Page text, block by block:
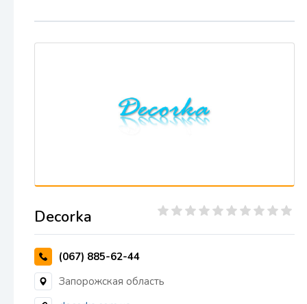
Decorka
(067) 885-62-44
Запорожская область